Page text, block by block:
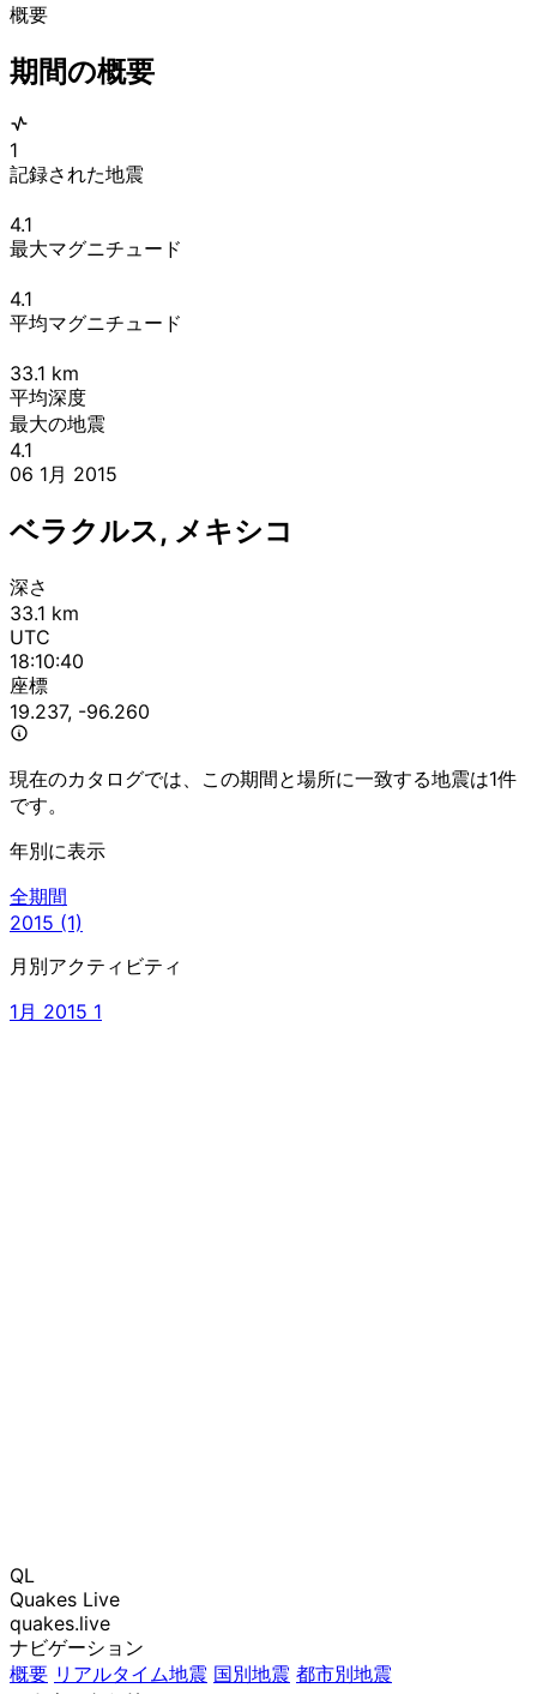
概要
期間の概要
1
記録された地震
4.1
最大マグニチュード
4.1
平均マグニチュード
33.1 km
平均深度
最大の地震
4.1
06 1月 2015
ベラクルス, メキシコ
深さ
33.1 km
UTC
18:10:40
座標
19.237, -96.260
現在のカタログでは、この期間と場所に一致する地震は1件
です。
年別に表示
全期間
2015 (1)
月別アクティビティ
1月 2015 1
QL
Quakes Live
quakes.live
ナビゲーション
概要 リアルタイム地震 国別地震 都市別地震